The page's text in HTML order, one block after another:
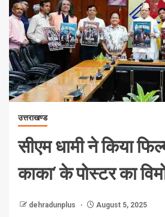
उत्तराखण्ड
सीएम धामी ने किया
काका’ के पोस्टर का
dehradunplus August 5, 2025